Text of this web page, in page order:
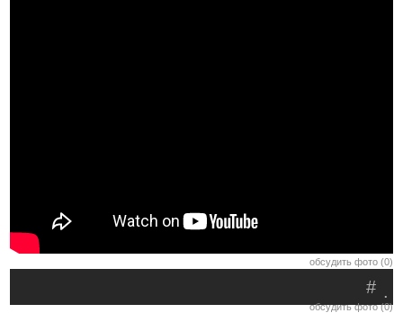
обсудить фото (0)
.
#
обсудить фото (0)